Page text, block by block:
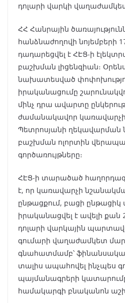
դոլարի վարկի
ՀՀ Հանրային
հանձնաժողովի նոյեմբերի
դադարեցվել է ՀԷՑ-ի
բաշխման լիցենզիան։
նախատեսված
իրականացումը
մինչ դրա ավարտը
ժամանակավոր
Պետրոսյանի ղեկավարման
բաշխման ոլորտին
գործառույթները։
ՀԷՑ-ի տարածած
է, որ կառավարչի
ընթացքում, բացի ընթացիկ
իրականացվել է ավելի քան
դոլարի վարկային
գումարի վաղաժամկետ
գնահատմամբ՝ ֆինանսական
տալիս ապահովել ինչպես
պայմանագրերի
համակարգի բնականոն